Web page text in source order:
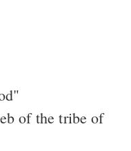
of the tribe of